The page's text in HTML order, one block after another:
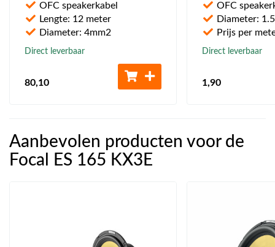
OFC speakerkabel
Lengte: 12 meter
Diameter: 4mm2
Direct leverbaar
80,10
OFC
Diameter:
Prijs per
Direct leverbaar
1,90
Aanbevolen producten voor de
Focal ES 165 KX3E